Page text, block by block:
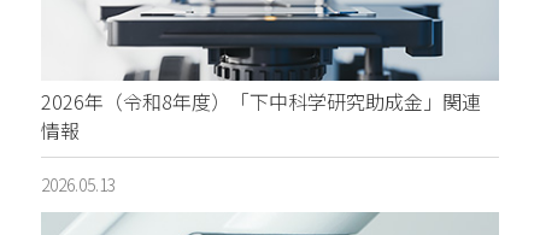
2026年（令和8年度）「下中科学研究助成金」関連
情報
2026.05.13